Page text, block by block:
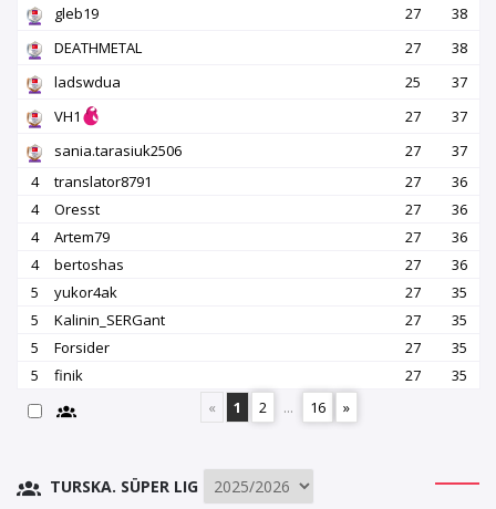
gleb19
27
38
DEATHMETAL
27
38
ladswdua
25
37
VH1
27
37
sania.tarasiuk2506
27
37
4
translator8791 27
36
4
Oresst 27
36
4
Artem79 27
36
4
bertoshas 27
36
5
yukor4ak 27
35
5
Kalinin_SERGant 27
35
5
Forsider 27
35
5
finik 27
35
«
1 2 ... 16 »
TURSKA. SÜPER LIG